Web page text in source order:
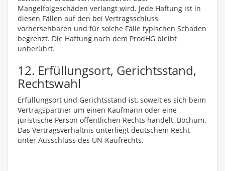
Mangelfolgeschäden verlangt wird. Jede Haftung ist in
diesen Fällen auf den bei Vertragsschluss
vorhersehbaren und für solche Fälle typischen Schaden
begrenzt. Die Haftung nach dem ProdHG bleibt
unberührt.
12. Erfüllungsort, Gerichtsstand,
Rechtswahl
Erfüllungsort und Gerichtsstand ist, soweit es sich beim
Vertragspartner um einen Kaufmann oder eine
juristische Person öffentlichen Rechts handelt, Bochum.
Das Vertragsverhältnis unterliegt deutschem Recht
unter Ausschluss des UN-Kaufrechts.